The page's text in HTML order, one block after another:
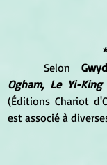
	Selon
Ogham, Le Yi-
(Éditions Chariot
est associé à